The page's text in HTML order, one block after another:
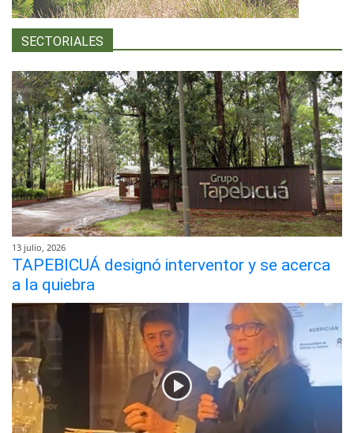
SECTORIALES
13 julio, 2026
TAPEBICUÁ designó interventor y se acerca
a la quiebra